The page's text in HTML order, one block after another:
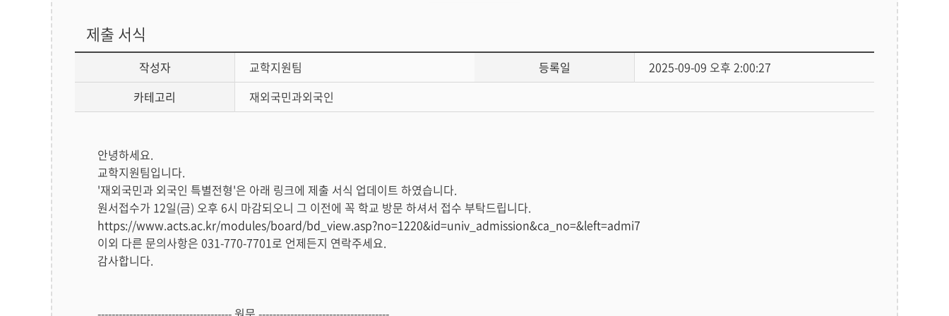
제출 서식
작성자 교학지원팀 등록일
2025-09-09 오후 2:00:27
카테고리
재외국민과외국인
답
변
글
본
문
안녕하세요.
교학지원팀입니다.
'재외국민과 외국인 특별전형'은 아래 링크에 제출 서식 업데이트 하였습니다.
원서접수가 12일(금) 오후 6시 마감되오니 그 이전에 꼭 학교 방문 하셔서 접수 부탁드립니다.
https://www.acts.ac.kr/modules/board/bd_view.asp?no=1220&id=univ_admission&ca_no=&left=admi7
이외 다른 문의사항은 031-770-7701로 언제든지 연락주세요.
감사합니다.